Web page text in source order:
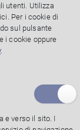
presso il
utenti. Utilizza
Per i cookie di
sul pulsante
i cookie oppure
.
e verso il sito. I